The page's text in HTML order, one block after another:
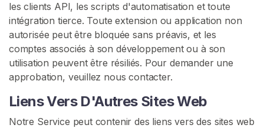
les clients API, les scripts d'automatisation et toute
intégration tierce. Toute extension ou application non
autorisée peut être bloquée sans préavis, et les
comptes associés à son développement ou à son
utilisation peuvent être résiliés. Pour demander une
approbation, veuillez nous contacter.
Liens Vers D'Autres Sites Web
Notre Service peut contenir des liens vers des sites web